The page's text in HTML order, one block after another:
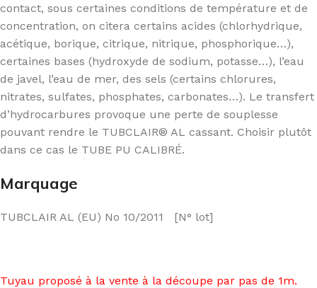
contact, sous certaines conditions de température et de
concentration, on citera certains acides (chlorhydrique,
acétique, borique, citrique, nitrique, phosphorique…),
certaines bases (hydroxyde de sodium, potasse…), l’eau
de javel, l’eau de mer, des sels (certains chlorures,
nitrates, sulfates, phosphates, carbonates…). Le transfert
d’hydrocarbures provoque une perte de souplesse
pouvant rendre le TUBCLAIR® AL cassant. Choisir plutôt
dans ce cas le TUBE PU CALIBRÉ.
Marquage
TUBCLAIR AL (EU) No 10/2011 [N° lot]
Tuyau proposé à la vente à la découpe par pas de 1m.